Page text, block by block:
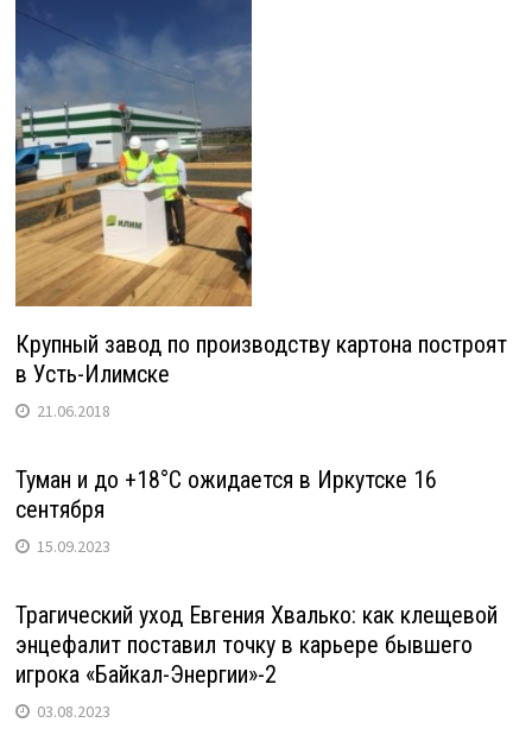
Крупный завод по производству картона построят
в Усть-Илимске
21.06.2018
Туман и до +18°С ожидается в Иркутске 16
сентября
15.09.2023
Трагический уход Евгения Хвалько: как клещевой
энцефалит поставил точку в карьере бывшего
игрока «Байкал-Энергии»-2
03.08.2023